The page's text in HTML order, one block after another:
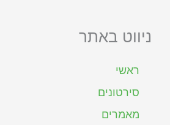
ניווט באתר
ראשי
סירטונים
מאמרים